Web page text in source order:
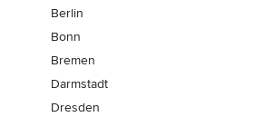
Berlin
Bonn
Bremen
Darmstadt
Dresden